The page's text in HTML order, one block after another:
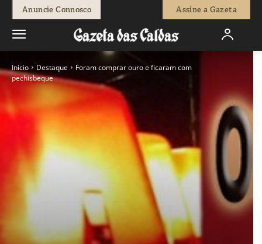
Anuncie Connosco Assine a Gazeta
Início Destaque
Foram comprar ouro e ficaram com
pechisbeque